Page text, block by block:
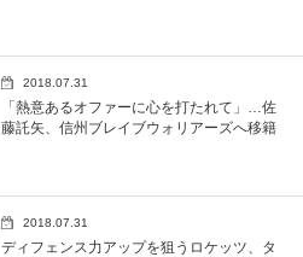
2018.07.31
「熱意あるオファーに心を打たれて」…佐
藤託矢、信州ブレイブウォリアーズへ移籍
2018.07.31
ディフェンス力アップを狙うロケッツ、タ